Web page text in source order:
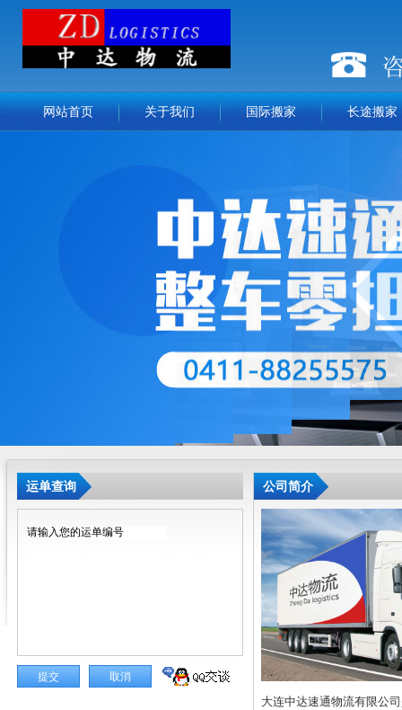
400-
网站首页 关于我们 国际搬家 长途搬家
运单查询 公司简介
大连中达速通物流有限公